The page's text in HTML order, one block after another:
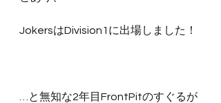
JokersはDivision1に出場しました！
…と無知な2年目FrontPitのすぐるが